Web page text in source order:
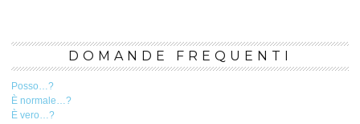
DOMANDE FREQUENTI
Posso…?
È normale…?
È vero…?